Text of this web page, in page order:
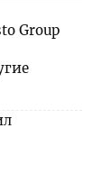
Group